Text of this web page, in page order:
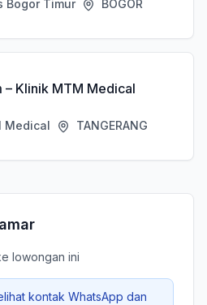
Bogor Timur BOGOR
– Klinik MTM Medical
Medical TANGERANG
lowongan ini
kontak WhatsApp dan